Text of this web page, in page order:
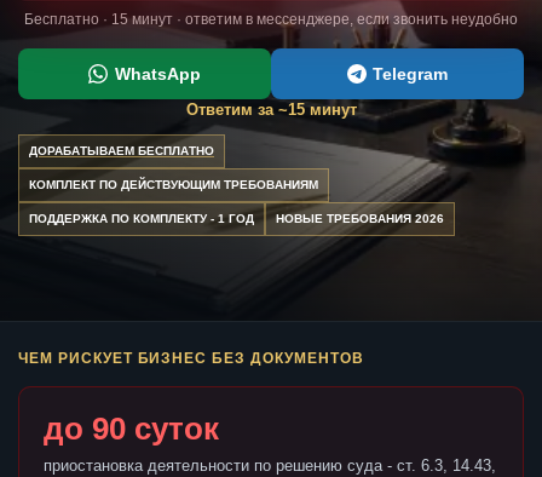
Бесплатно · 15 минут · ответим в мессенджере, если звонить неудобно
WhatsApp Telegram
Ответим за ~15 минут
ДОРАБАТЫВАЕМ БЕСПЛАТНО
КОМПЛЕКТ ПО ДЕЙСТВУЮЩИМ ТРЕБОВАНИЯМ
ПОДДЕРЖКА ПО КОМПЛЕКТУ - 1 ГОД НОВЫЕ ТРЕБОВАНИЯ 2026
ЧЕМ РИСКУЕТ БИЗНЕС БЕЗ ДОКУМЕНТОВ
до 90 суток
приостановка деятельности по решению суда - ст. 6.3, 14.43,